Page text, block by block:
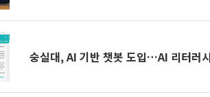
숭실대, AI 기반 챗봇 도입…AI 리터러